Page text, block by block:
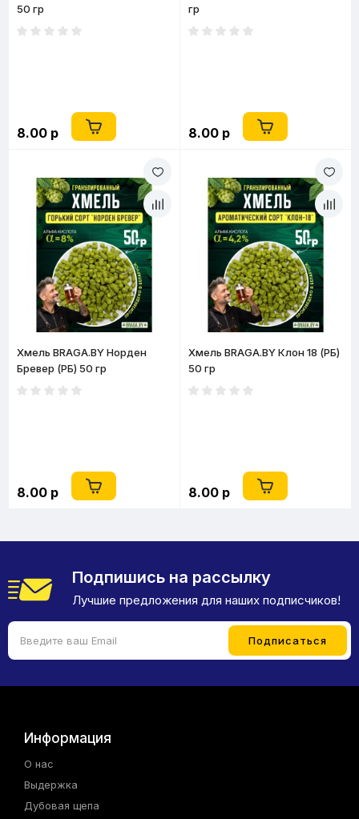
50 гр
8.00 р
гр
8.00 р
Хмель BRAGA.BY Норден
Бревер (РБ) 50 гр
8.00 р
Хмель BRAGA.BY Клон 18 (РБ)
50 гр
8.00 р
Подпишись на рассылку
Лучшие предложения для наших подписчиков!
Информация
О нас
Выдержка
Дубовая щепа